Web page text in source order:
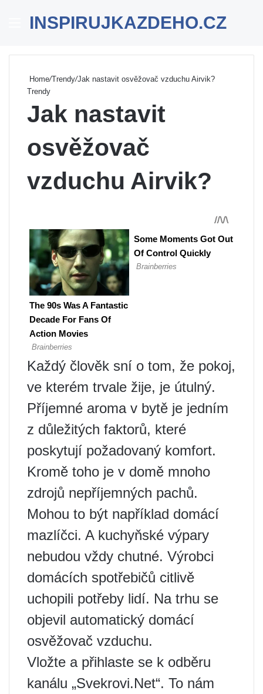
Menu
INSPIRUJKAZDEHO.CZ
Home/Trendy/Jak nastavit osvěžovač vzduchu Airvik?
Trendy
Jak nastavit
osvěžovač
vzduchu Airvik?
Každý člověk sní o tom, že pokoj,
ve kterém trvale žije, je útulný.
Příjemné aroma v bytě je jedním
z důležitých faktorů, které
poskytují požadovaný komfort.
Kromě toho je v domě mnoho
zdrojů nepříjemných pachů.
Mohou to být například domácí
mazlíčci. A kuchyňské výpary
nebudou vždy chutné. Výrobci
domácích spotřebičů citlivě
uchopili potřeby lidí. Na trhu se
objevil automatický domácí
osvěžovač vzduchu.
Vložte a přihlaste se k odběru
kanálu „Svekrovi.Net“. To nám